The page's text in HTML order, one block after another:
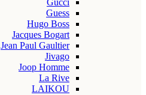
Gucci
Guess
Hugo Boss
Jacques Bogart
Jean Paul Gaultier
Jivago
Joop Homme
La Rive
LAIKOU